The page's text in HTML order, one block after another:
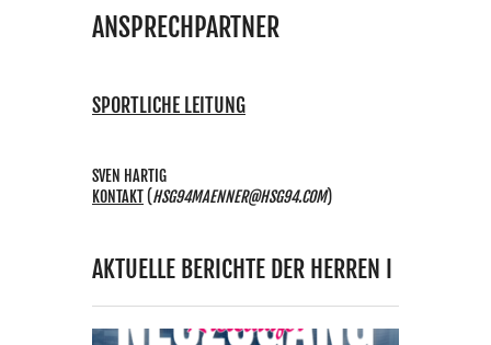
ANSPRECHPARTNER
SPORTLICHE LEITUNG
SVEN HARTIG
KONTAKT(HSG94MAENNER@HSG94.COM)
AKTUELLE BERICHTE DER HERREN I